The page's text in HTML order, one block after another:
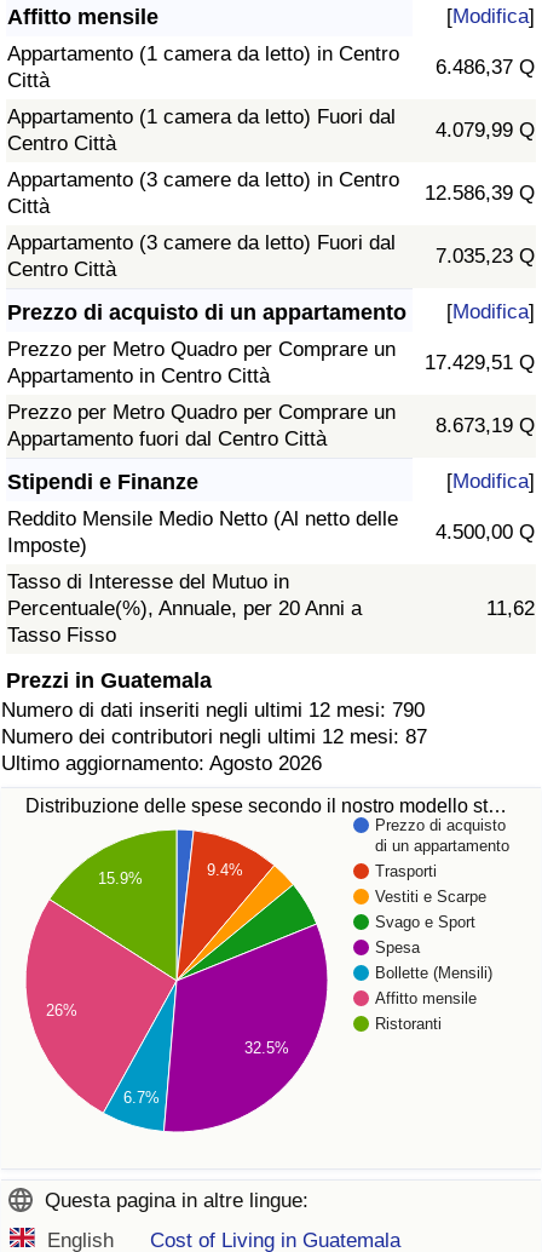
Affitto mensile [Modifica]
Appartamento (1 camera da letto) in Centro
Città
6.486,37 Q
Appartamento (1 camera da letto) Fuori dal
Centro Città
4.079,99 Q
Appartamento (3 camere da letto) in Centro
Città
12.586,39 Q
Appartamento (3 camere da letto) Fuori dal
Centro Città
7.035,23 Q
Prezzo di acquisto di un appartamento [Modifica]
Prezzo per Metro Quadro per Comprare un
Appartamento in Centro Città
17.429,51 Q
Prezzo per Metro Quadro per Comprare un
Appartamento fuori dal Centro Città
8.673,19 Q
Stipendi e Finanze [Modifica]
Reddito Mensile Medio Netto (Al netto delle
Imposte)
4.500,00 Q
Tasso di Interesse del Mutuo in
Percentuale(%), Annuale, per 20 Anni a
Tasso Fisso
11,62
Prezzi in Guatemala
Numero di dati inseriti negli ultimi 12 mesi: 790
Numero dei contributori negli ultimi 12 mesi: 87
Ultimo aggiornamento: Agosto 2026
Distribuzione delle spese secondo il nostro modello st…
Prezzo di acquisto
di un appartamento
Trasporti
Vestiti e Scarpe
Svago e Sport
Spesa
Bollette (Mensili)
Affitto mensile
Ristoranti
9.4%
15.9%
26%
6.7%
32.5%
Questa pagina in altre lingue:
English
Cost of Living in Guatemala